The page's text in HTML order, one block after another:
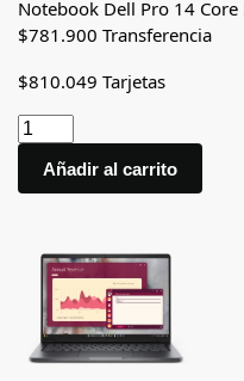
Notebook Dell Pro 14
$781.900 Transferencia
$810.049 Tarjetas
Añadir al carrito